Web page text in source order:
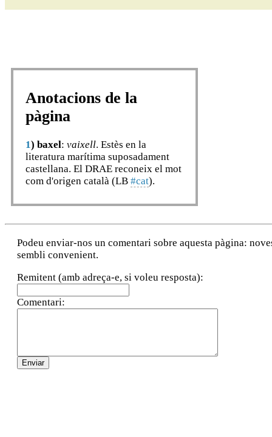
Anotacions de la
pàgina
1) baxel: vaixell. Estès en la
literatura marítima suposadament
castellana. El DRAE reconeix el mot
com d'origen català (LB #cat).
Podeu enviar-nos un comentari sobre aquesta pàgina:
sembli convenient.
Remitent (amb adreça-e, si voleu resposta):
Comentari: